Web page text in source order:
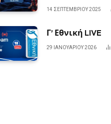
14 ΣΕΠΤΕΜΒΡΊΟΥ 2025
Γ’ Εθνική LIVE
29 ΙΑΝΟΥΑΡΊΟΥ 2026